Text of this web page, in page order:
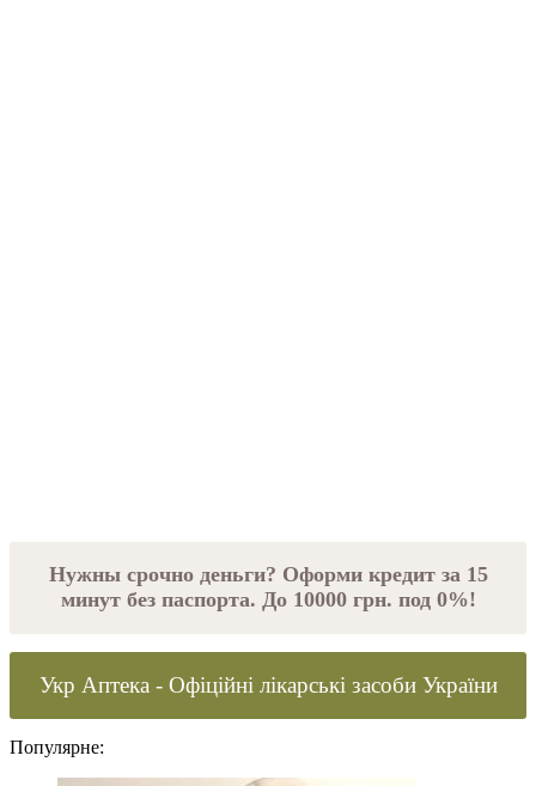
Нужны срочно деньги? Оформи кредит за 15
минут без паспорта. До 10000 грн. под 0%!
Укр Аптека - Офіційні лікарські засоби України
Популярне: